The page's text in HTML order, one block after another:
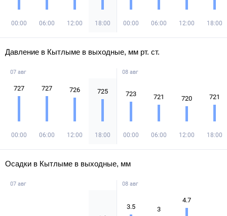
00:00 06:00 12:00 18:00 00:00 06:00 12:00 18:00
Давление в Кытлыме в выходные, мм рт. ст.
07 авг
727
00:00
727
06:00
726
12:00
725
18:00
08 авг
723
00:00
721
06:00
720
12:00
721
18:00
Осадки в Кытлыме в выходные, мм
07 авг 08 авг
3.5 3
4.7